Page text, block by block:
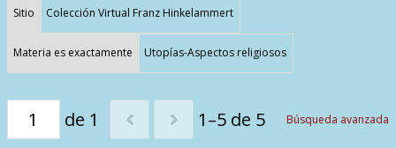
Sitios de Interés
Sitio Colección Virtual Franz Hinkelammert
Materia es exactamente Utopías-Aspectos religiosos
de 1 1–5 de 5 Búsqueda avanzada